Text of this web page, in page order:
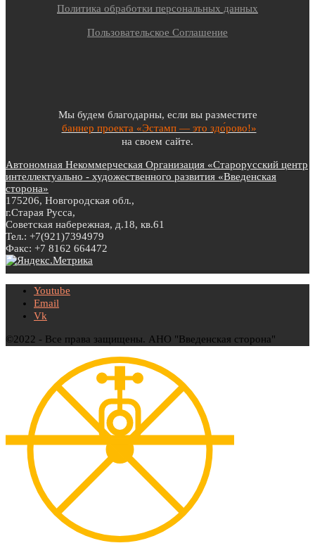
Политика обработки персональных данных
Пользовательское Соглашение
Мы будем благодарны, если вы разместите
баннер проекта «Эстамп — это здо́рово!»
на своем сайте.
Автономная Некоммерческая Организация «Старорусский центр
интеллектуально - художественного развития «Введенская
сторона»
175206, Новгородская обл.,
г.Старая Русса,
Советская набережная, д.18, кв.61
Тел.: +7(921)7394979
Факс: +7 8162 664472
Youtube
Email
Vk
©2022 - Все права защищены. АНО "Введенская сторона"